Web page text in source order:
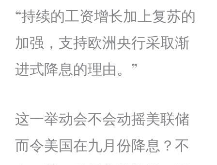
“持续的工资增长加上复苏的
加强，支持欧洲央行采取渐
进式降息的理由。”
这一举动会不会动摇美联储
而令美国在九月份降息？不